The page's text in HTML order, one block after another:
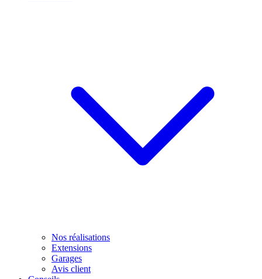
Nos réalisations
Extensions
Garages
Avis client